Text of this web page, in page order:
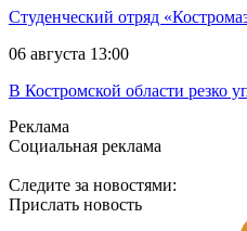
Студенческий отряд
06 августа 13:00
В Костромской области резко
Реклама
Социальная реклама
Следите за новостями:
Прислать новость